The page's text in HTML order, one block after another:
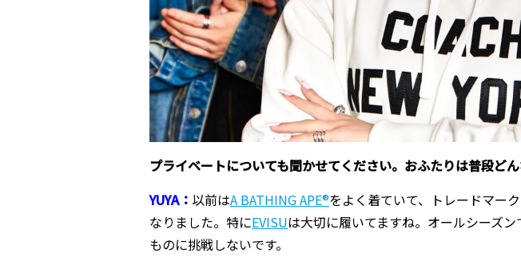
――プライベートについても聞かせてください。おふたりは普段ど
YUYA： 以前はA BATHING APE®をよく着ていて、トレードマー
なりました。特にEVISUは大切に履いてますね。オールシーズ
ものに挑戦しないです。